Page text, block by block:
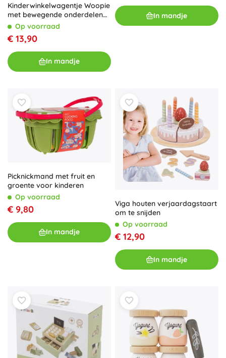
Kinderwinkelwagentje Woopie
met bewegende onderdelen
en 42 accessoires
Op voorraad
€ 13,90
In mandje
In mandje
Picknickmand met fruit en
groente voor kinderen
Op voorraad
€ 9,80
In mandje
Viga houten verjaardagstaart
om te snijden
Op voorraad
€ 12,90
In mandje